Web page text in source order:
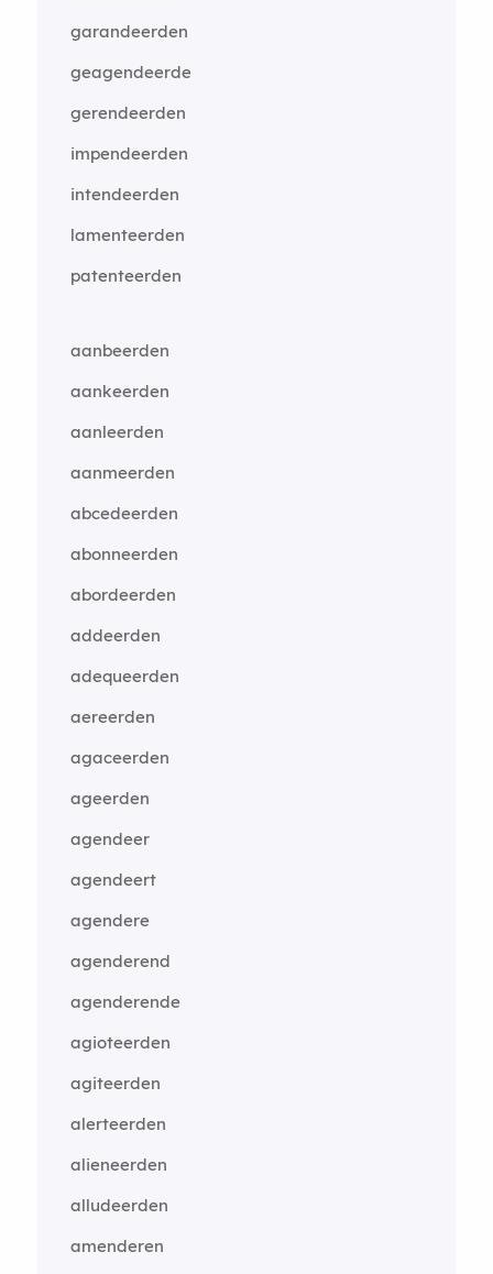
garandeerden
geagendeerde
gerendeerden
impendeerden
intendeerden
lamenteerden
patenteerden
aanbeerden
aankeerden
aanleerden
aanmeerden
abcedeerden
abonneerden
abordeerden
addeerden
adequeerden
aereerden
agaceerden
ageerden
agendeer
agendeert
agendere
agenderend
agenderende
agioteerden
agiteerden
alerteerden
alieneerden
alludeerden
amenderen